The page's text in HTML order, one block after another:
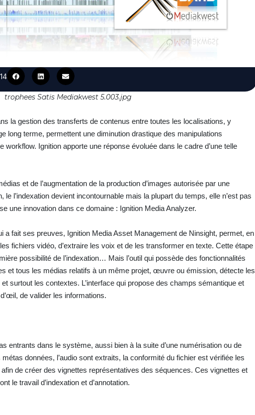
trophees Satis Mediakwest 5.003.jpg
la gestion des transferts de contenus entre toutes les localisations, y
long terme, permettent une diminution drastique des manipulations
Ignition apporte une réponse évoluée dans le cadre d’une telle
et de l’augmentation de la production d’images autorisée par une
l’indexation devient incontournable mais la plupart du temps, elle n’est pas
une innovation dans ce domaine : Ignition Media Analyzer.
a fait ses preuves, Ignition Media Asset Management de Ninsight, permet, en
fichiers vidéo, d’extraire les voix et de les transformer en texte. Cette étape
possibilité de l’indexation… Mais l’outil qui possède des fonctionnalités
et tous les médias relatifs à un même projet, œuvre ou émission, détecte les
surtout les contextes. L’interface qui propose des champs sémantique et
de valider les informations.
entrants dans le système, aussi bien à la suite d’une numérisation ou de
métas données, l’audio sont extraits, la conformité du fichier est vérifiée les
de créer des vignettes représentatives des séquences. Ces vignettes et
le travail d’indexation et d’annotation.